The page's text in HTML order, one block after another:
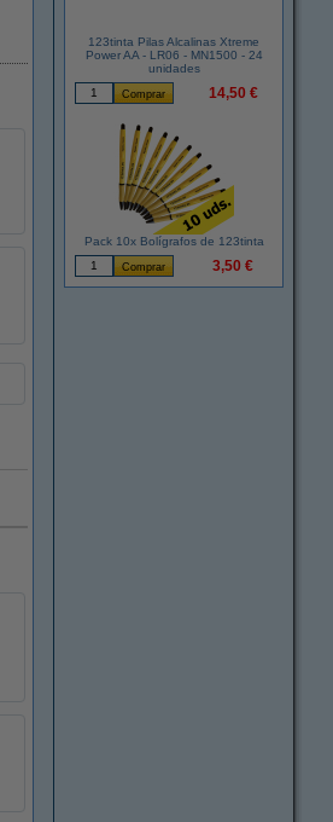
123tinta Pilas Alcalinas Xtreme
Power AA - LR06 - MN1500 - 24
unidades
14,50 €
Pack 10x Bolígrafos de 123tinta
3,50 €